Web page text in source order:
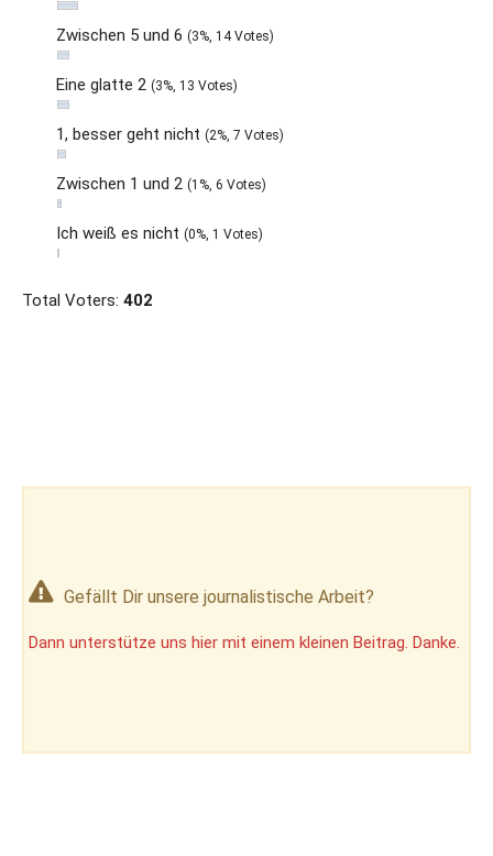
Zwischen 5 und 6 (3%, 14 Votes)
Eine glatte 2 (3%, 13 Votes)
1, besser geht nicht (2%, 7 Votes)
Zwischen 1 und 2 (1%, 6 Votes)
Ich weiß es nicht (0%, 1 Votes)
Total Voters: 402
Gefällt Dir unsere journalistische Arbeit?
Dann unterstütze uns hier mit einem kleinen Beitrag. Danke.